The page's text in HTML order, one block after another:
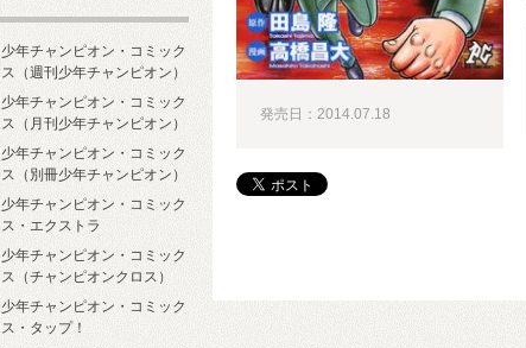
発売日：2014.07.18
少年チャンピオン・コミック
ス（週刊少年チャンピオン）
少年チャンピオン・コミック
ス（月刊少年チャンピオン）
少年チャンピオン・コミック
ス（別冊少年チャンピオン）
少年チャンピオン・コミック
ス・エクストラ
少年チャンピオン・コミック
ス（チャンピオンクロス）
少年チャンピオン・コミック
ス・タップ！